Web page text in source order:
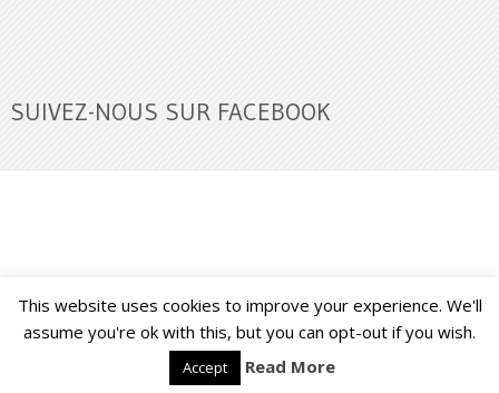
SUIVEZ-NOUS SUR FACEBOOK
Buzz Ultra Copyright © 2026. Back to Top ↑
This website uses cookies to improve your experience. We'll
assume you're ok with this, but you can opt-out if you wish.
Accept Read More
Français English ( Anglais)